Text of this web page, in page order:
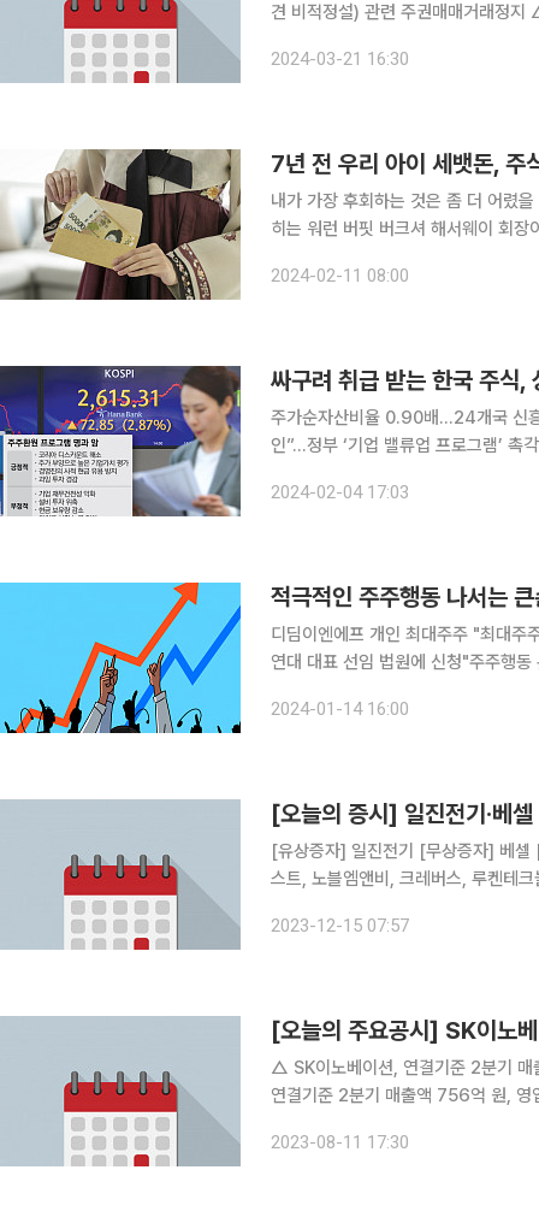
견 비적정설) 관련 주권매매거래정지 △코다코, 풍문 또는 보도(감사의견 비적정설) 관련 주권매매
△쎌바이오텍, 대장암치료제 PP-P8
2024-03-21 16:30
내가 가장 후회하는 것은 좀 더 어렸을 때 주식 투
히는 워런 버핏 버크셔 해서웨이 회장이 한 말이다. 효율적 부를 축적하
는 '복리'의 속성이 적용되기 때문이다
2024-02-11 08:00
주가순자산비율 0.90배…24개국 신
인”…정부 ‘기업 밸류업 프로그램’ 촉각 남북정상회담이 개최됐던 2018년 국내 자본시장은 ‘코
주요 증시에 비해 낮은 평가를 받는
2024-02-04 17:03
적극적인 주주행동 나서는
디딤이엔에프 개인 최대주주 "최대주
연대 대표 선임 법원에 신청"주주행동
들은 적극적인 주주행동을 통해 회사
2024-01-14 16:00
[오늘의 증시] 일진전기·베셀
[유상증자] 일진전기 [무상증자] 베셀 [분할·합병] 현대위아 [주주총회] 수산아이앤티, 윙입푸드, 아
스트, 노블엠앤비, 크레버스, 루켄테크놀러지스, 아이케이
2023-12-15 07:57
[오늘의 주요공시] SK이노
△ SK이노베이션, 연결기준 2분기 매출액
연결기준 2분기 매출액 756억 원, 영업이익 58억 원 △ 일양약품, 음
2023-08-11 17:30